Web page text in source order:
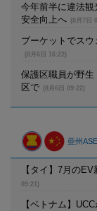
今年前半に違法
安全向上へ
(8月7日
プーケットでス
(8月6日 16:22)
保護区職員が野
区で
(8月6日 09:22)
亜州
【タイ】7月の
09:21)
【ベトナム】